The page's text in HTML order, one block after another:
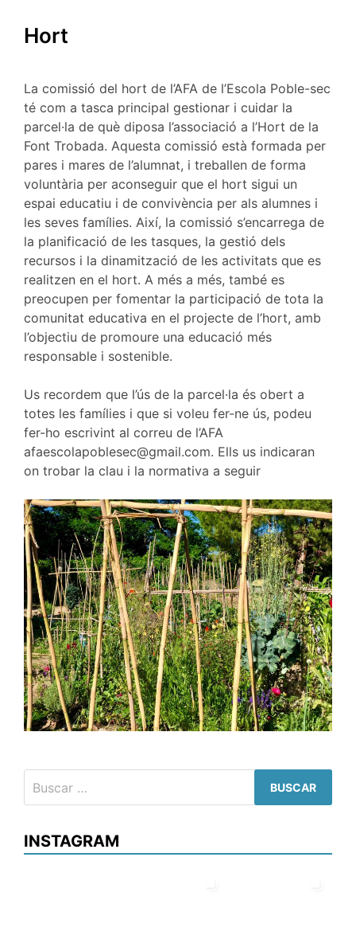
Hort
La comissió del hort de l’AFA de l’Escola Poble-sec
té com a tasca principal gestionar i cuidar la
parcel·la de què diposa l’associació a l’Hort de la
Font Trobada. Aquesta comissió està formada per
pares i mares de l’alumnat, i treballen de forma
voluntària per aconseguir que el hort sigui un
espai educatiu i de convivència per als alumnes i
les seves famílies. Així, la comissió s’encarrega de
la planificació de les tasques, la gestió dels
recursos i la dinamització de les activitats que es
realitzen en el hort. A més a més, també es
preocupen per fomentar la participació de tota la
comunitat educativa en el projecte de l’hort, amb
l’objectiu de promoure una educació més
responsable i sostenible.
Us recordem que l’ús de la parcel·la és obert a
totes les famílies i que si voleu fer-ne ús, podeu
fer-ho escrivint al correu de l’AFA
afaescolapoblesec@gmail.com. Ells us indicaran
on trobar la clau i la normativa a seguir
INSTAGRAM